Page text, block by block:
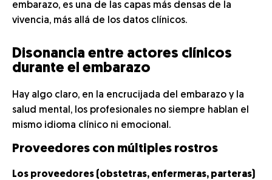
embarazo, es una de las capas más densas de la
vivencia, más allá de los datos clínicos.
Disonancia entre actores clínicos
durante el embarazo
Hay algo claro, en la encrucijada del embarazo y la
salud mental, los profesionales no siempre hablan el
mismo idioma clínico ni emocional.
Proveedores con múltiples rostros
Los proveedores (obstetras, enfermeras, parteras)